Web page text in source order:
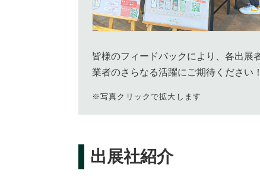
皆様のフィードバックにより、各出展
業者のさらなる活躍にご期待ください！
※写真クリックで拡大します
出展社紹介